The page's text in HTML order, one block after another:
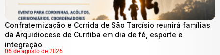
Confraternização e Corrida de São Tarcísio reunirá famílias
da Arquidiocese de Curitiba em dia de fé, esporte e
integração
06 de agosto de 2026